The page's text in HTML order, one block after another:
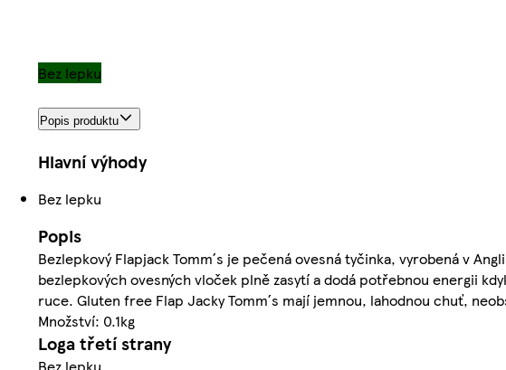
Bez lepku
Popis produktu
Hlavní výhody
Bez lepku
Popis
Bezlepkový Flapjack Tomm´s je pečená ovesná tyčinka, vyrobená v
bezlepkových ovesných vloček plně zasytí a dodá potřebnou energii
ruce. Gluten free Flap Jacky Tomm´s mají jemnou, lahodnou chuť,
Množství: 0.1kg
Loga třetí strany